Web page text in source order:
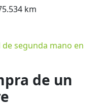
km
segunda mano en
de un